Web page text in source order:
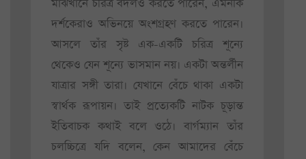
মাঝখানে চরিত্র বদলও করতে পারেন, এমনকি
দর্শকেরাও অভিনয়ে অংশগ্রহণ করতে পারেন।
আসলে তাঁর সৃষ্ট এক-একটি চরিত্র শূন্যে
থেকেও যেন শূন্যে ভাসমান নয়। একটা অন্তর্লীন
যাত্রার সঙ্গী তারা। যেখানে বেঁচে থাকা একটা
স্বার্থক রূপায়ন। তাই প্রত্যেকটি নাটক চূড়ান্ত
ইতিবাচক কথাই বলে ওঠে। বার্গম্যান তাঁর
চলচ্চিত্রে যদি বলেন, কেন আমাদের বেঁচে